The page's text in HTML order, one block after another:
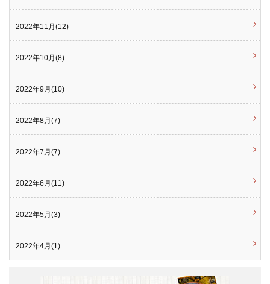
2022年11月(12)
2022年10月(8)
2022年9月(10)
2022年8月(7)
2022年7月(7)
2022年6月(11)
2022年5月(3)
2022年4月(1)